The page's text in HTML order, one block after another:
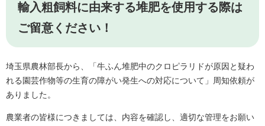
輸入粗飼料に由来する堆肥を使用する際は
ご留意ください！
埼玉県農林部長から、「牛ふん堆肥中のクロピラリドが原因と疑わ
れる園芸作物等の生育の障がい発生への対応について」周知依頼が
ありました。
農業者の皆様につきましては、内容を確認し、適切な管理をお願い